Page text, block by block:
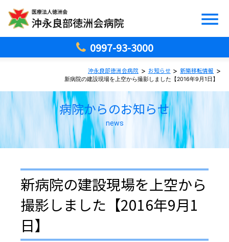
0997-93-3000
沖永良部徳洲会病院 > お知らせ > 新築移転情報 >
新病院の建設現場を上空から撮影しました【2016年9月1日】
病院からのお知らせ
news
新病院の建設現場を上空から
撮影しました【2016年9月1
日】